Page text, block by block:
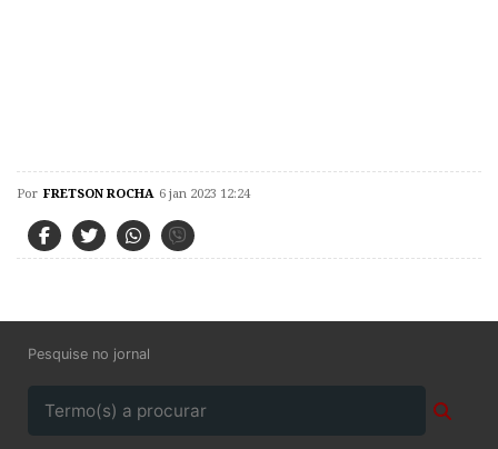
Por FRETSON ROCHA 6 jan 2023 12:24
Pesquise no jornal